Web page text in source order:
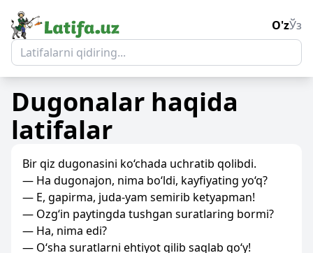
O'zЎз
Dugonalar haqida
latifalar
Bir qiz dugonasini ko‘chada uchratib qolibdi.
— Ha dugonajon, nima bo‘ldi, kayfiyating yo‘q?
— E, gapirma, juda-yam semirib ketyapman!
— Ozg‘in paytingda tushgan suratlaring bormi?
— Ha, nima edi?
— O‘sha suratlarni ehtiyot qilib saqlab qo‘y!